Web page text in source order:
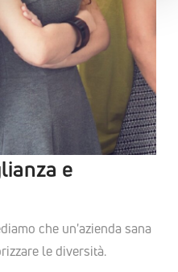
e
che un'azienda sana
le diversità.